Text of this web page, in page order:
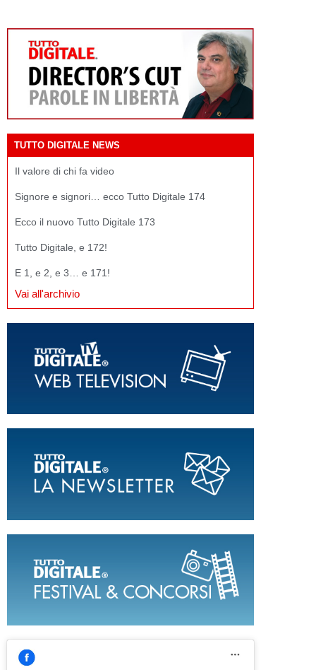
TUTTO DIGITALE NEWS
Il valore di chi fa video
Signore e signori… ecco Tutto Digitale 174
Ecco il nuovo Tutto Digitale 173
Tutto Digitale, e 172!
E 1, e 2, e 3… e 171!
Vai all'archivio